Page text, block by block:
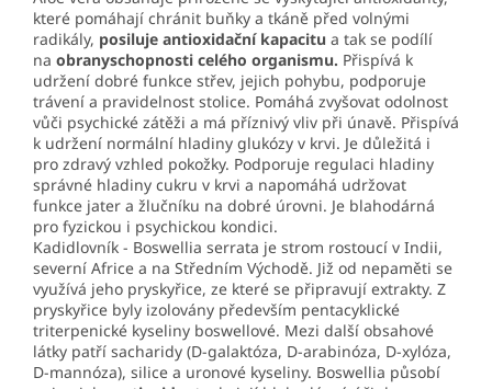
které pomáhají chránit buňky a tkáně před volnými
radikály, posiluje antioxidační kapacitu a tak se podílí
na obranyschopnosti celého organismu. Přispívá k
udržení dobré funkce střev, jejich pohybu, podporuje
trávení a pravidelnost stolice. Pomáhá zvyšovat odolnost
vůči psychické zátěži a má příznivý vliv při únavě. Přispívá
k udržení normální hladiny glukózy v krvi. Je důležitá i
pro zdravý vzhled pokožky. Podporuje regulaci hladiny
správné hladiny cukru v krvi a napomáhá udržovat
funkce jater a žlučníku na dobré úrovni. Je blahodárná
pro fyzickou i psychickou kondici.
Kadidlovník - Boswellia serrata je strom rostoucí v Indii,
severní Africe a na Středním Východě. Již od nepaměti se
využívá jeho pryskyřice, ze které se připravují extrakty. Z
pryskyřice byly izolovány především pentacyklické
triterpenické kyseliny boswellové. Mezi další obsahové
látky patří sacharidy (D-galaktóza, D-arabinóza, D-xylóza,
D-mannóza), silice a uronové kyseliny. Boswellia působí